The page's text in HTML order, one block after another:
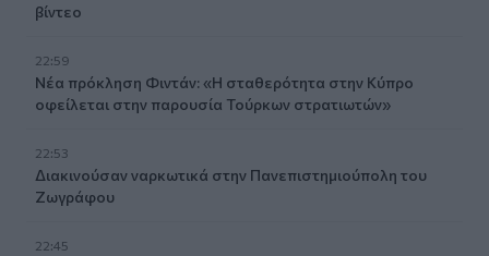
βίντεο
22:59
Νέα πρόκληση Φιντάν: «Η σταθερότητα στην Κύπρο
οφείλεται στην παρουσία Τούρκων στρατιωτών»
22:53
Διακινούσαν ναρκωτικά στην Πανεπιστημιούπολη του
Ζωγράφου
22:45